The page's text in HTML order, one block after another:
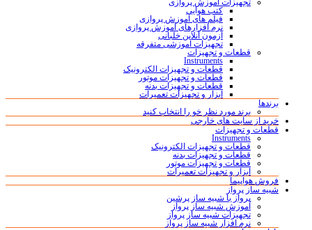
کتب هوایی
فیلم های آموزش پروازی
نرم افزارهای آموزش پروازی
آزمون آنلاین خلبانی
تجهیزات آموزشی متفرقه
قطعات و تجهیزات
Instruments
قطعات و تجهیزات الکترونیک
قطعات و تجهیزات موتور
قطعات و تجهیزات بدنه
ابزار و تجهیزات تعمیرات
برندها
برند مورد نظر خو را انتخاب کنید
خرید از سایت های خارجی
قطعات و تجهیزات
Instruments
قطعات و تجهیزات الکترونیک
قطعات و تجهیزات بدنه
قطعات و تجهیزات موتور
ابزار و تجهیزات تعمیرات
فروش هواپیما
شبیه ساز پرواز
پرواز با شبیه ساز پرشین
آموزش شبیه ساز پرواز
تجهیزات شبیه ساز پرواز
نرم افزار شبیه ساز پرواز